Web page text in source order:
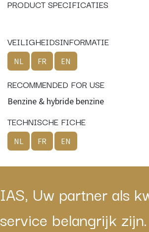
PRODUCT SPECIFICATIES
VEILIGHEIDSINFORMATIE
NL FR EN
RECOMMENDED FOR USE
Benzine & hybride benzine
TECHNISCHE FICHE
NL FR EN
IAS, Uw partner als
service belangrijk zijn.